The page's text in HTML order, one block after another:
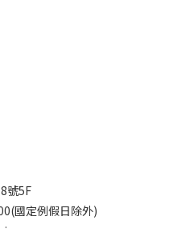
號5F
國定例假日除外)